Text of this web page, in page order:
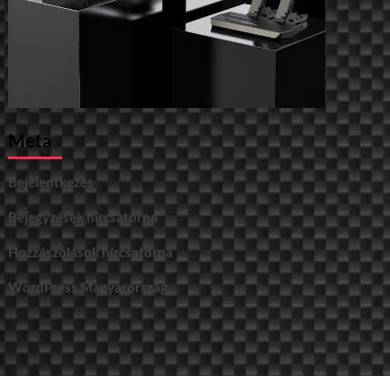
Meta
Bejelentkezés
Bejegyzések hírcsatorna
Hozzászólások hírcsatorna
WordPress Magyarország